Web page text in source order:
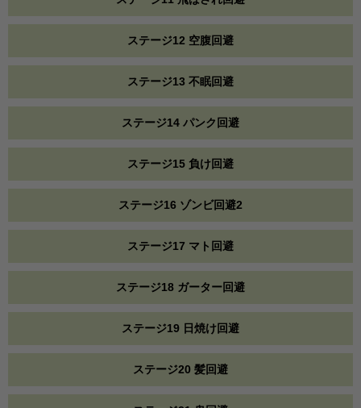
ステージ12 空腹回避
ステージ13 不眠回避
ステージ14 パンク回避
ステージ15 負け回避
ステージ16 ゾンビ回避2
ステージ17 マト回避
ステージ18 ガーター回避
ステージ19 日焼け回避
ステージ20 髪回避